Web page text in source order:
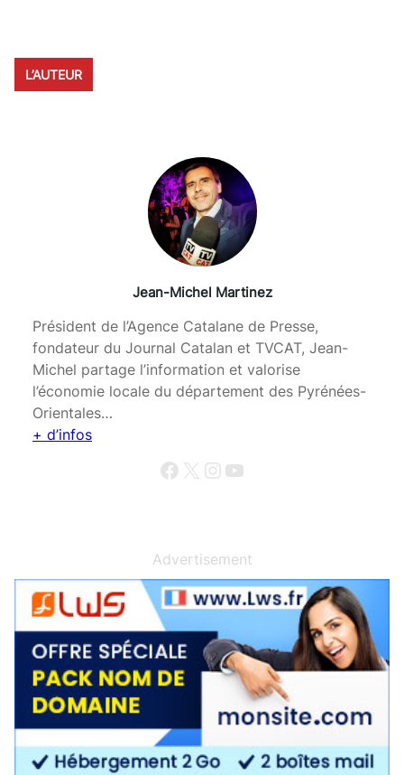
L’AUTEUR
Jean-Michel Martinez
Président de l’Agence Catalane de Presse,
fondateur du Journal Catalan et TVCAT, Jean-
Michel partage l’information et valorise
l’économie locale du département des Pyrénées-
Orientales…
+ d’infos
Facebook X Instagram YouTube
Advertisement